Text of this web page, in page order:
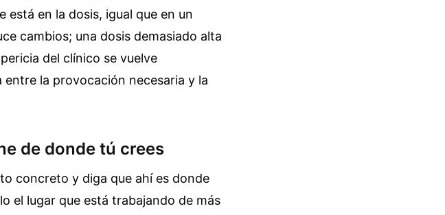
está en la dosis, igual que en un
cambios; una dosis demasiado alta
del clínico se vuelve
entre la provocación necesaria y la
de donde tú crees
concreto y diga que ahí es donde
el lugar que está trabajando de más